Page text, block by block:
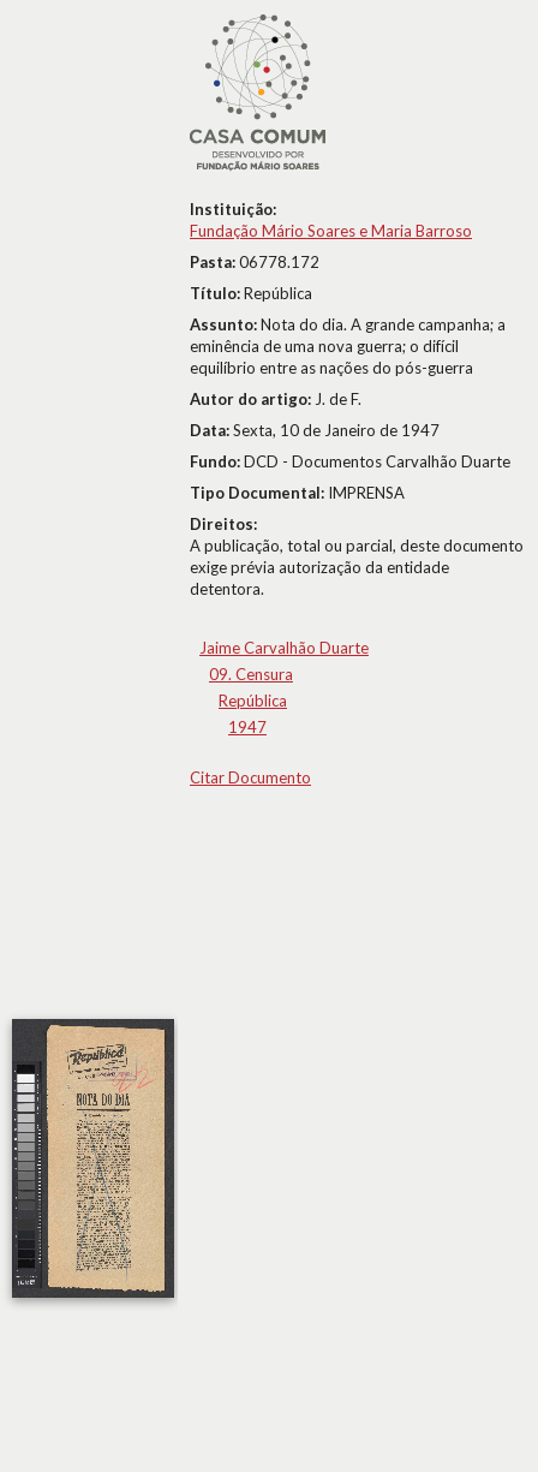
Instituição:
Fundação Mário Soares e Maria Barroso
Pasta:06778.172
Título:República
Assunto:Nota do dia. A grande campanha; a
eminência de uma nova guerra; o difícil
equilíbrio entre as nações do pós-guerra
Autor do artigo: J. de F.
Data:Sexta, 10 de Janeiro de 1947
Fundo:DCD - Documentos Carvalhão Duarte
Tipo Documental: IMPRENSA
Direitos:
A publicação, total ou parcial, deste documento
exige prévia autorização da entidade
detentora.
Jaime Carvalhão Duarte
09. Censura
República
1947
Citar Documento